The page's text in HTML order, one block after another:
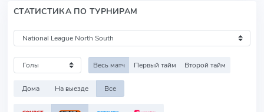
СТАТИСТИКА ПО ТУРНИРАМ
Весь матч Первый тайм Второй тайм
Дома На выезде Все